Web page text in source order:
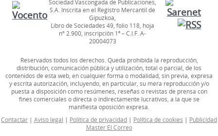
Sociedad Vascongada de Publicaciones,
S.A. Inscrita en el Registro Mercantil de
Gipuzkoa,
Libro de Sociedades 49, folio 118, hoja
nº 2.900, inscripción 1ª – C.I.F. A-
20004073
Reservados todos los derechos. Queda prohibida la reproducción,
distribución, comunicación pública y utilización, total o parcial, de los
contenidos de esta web, en cualquier forma o modalidad, sin previa, expresa
y escrita autorización, incluyendo, en particular, su mera reproducción y/o
puesta a disposición como resúmenes, reseñas o revistas de prensa con
fines comerciales o directa o indirectamente lucrativos, a la que se
manifiesta oposición expresa.
Contactar | Aviso legal | Política de privacidad | Política de cookies | Publicidad
Master El Correo